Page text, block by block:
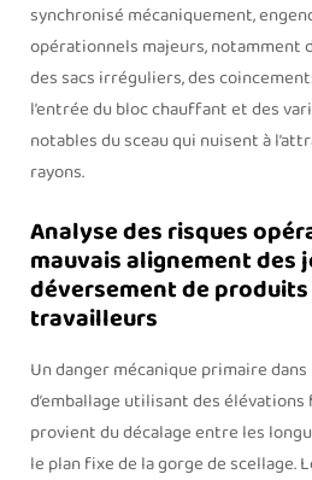
synchronisé mécaniquement,
opérationnels majeurs, notamment
des sacs irréguliers, des
l’entrée du bloc chauffant et des
notables du sceau qui nuisent à
rayons.
Analyse des risques
mauvais alignement des
déversement de
travailleurs
Un danger mécanique primaire
d’emballage utilisant des
provient du décalage entre les
le plan fixe de la gorge de scellage.